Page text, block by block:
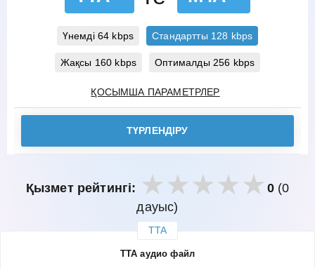
Үнемді 64 kbps Стандартты 128 kbps
Жақсы 160 kbps Оптималды 256 kbps
ҚОСЫМША ПАРАМЕТРЛЕР
ТҮРЛЕНДІРУ
Қызмет рейтингі: 0(0
дауыс)
TTA
TTA аудио файл